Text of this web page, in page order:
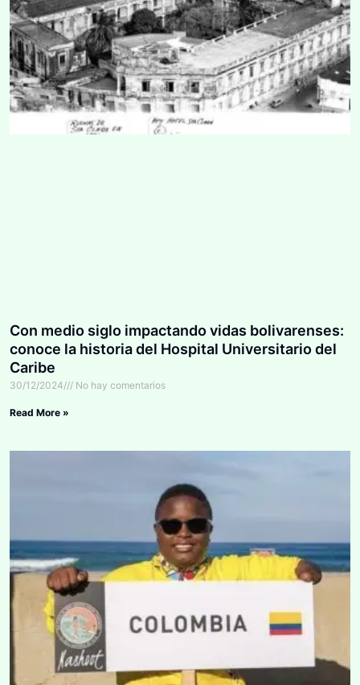
Con medio siglo impactando vidas bolivarenses:
conoce la historia del Hospital Universitario del
Caribe
30/12/2024 No hay comentarios
Read More »